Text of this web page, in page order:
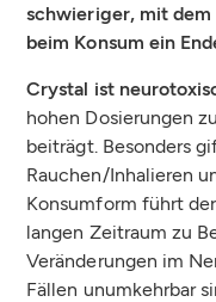
schwieriger, mit dem
beim Konsum ein
Crystal ist
hohen Dosierungen
beiträgt. Besonders
Rauchen/Inhalieren
Konsumform führt
langen Zeitraum zu
Veränderungen im
Fällen unumkehrbar